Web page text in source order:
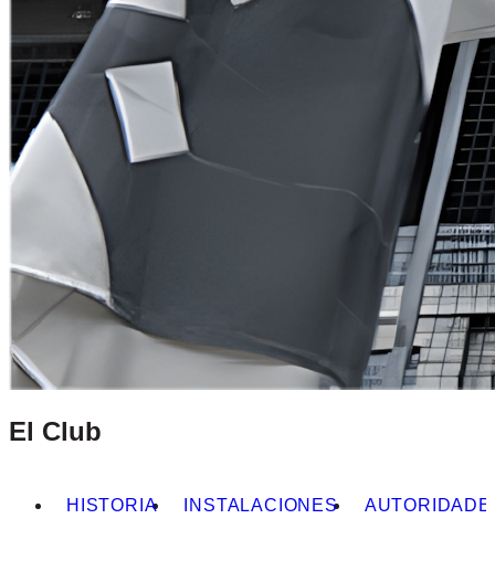
El Club
HISTORIA INSTALACIONES